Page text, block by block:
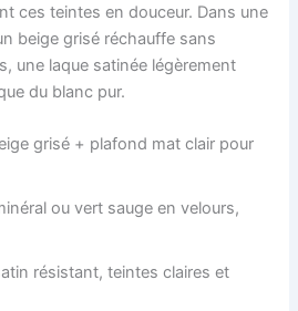
ces teintes en douceur. Dans une
beige grisé réchauffe sans
une laque satinée légèrement
du blanc pur.
grisé + plafond mat clair pour
ou vert sauge en velours,
résistant, teintes claires et